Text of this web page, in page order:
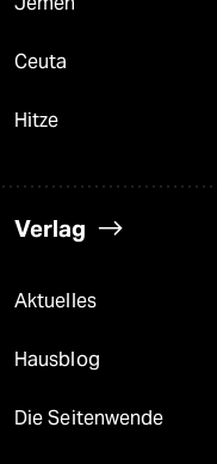
Ceuta
Hitze
Verlag
Aktuelles
Hausblog
Die Seitenwende